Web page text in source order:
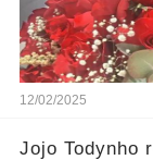
12/02/2025
Jojo Todynho